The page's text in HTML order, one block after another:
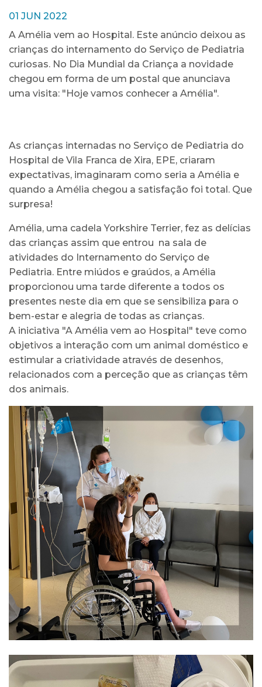
01 JUN 2022
A Amélia vem ao Hospital. Este anúncio deixou as
crianças do internamento do Serviço de Pediatria
curiosas. No Dia Mundial da Criança a novidade
chegou em forma de um postal que anunciava
uma visita: "Hoje vamos conhecer a Amélia".
As crianças internadas no Serviço de Pediatria do
Hospital de Vila Franca de Xira, EPE, criaram
expectativas, imaginaram como seria a Amélia e
quando a Amélia chegou a satisfação foi total. Que
surpresa!
Amélia, uma cadela Yorkshire Terrier, fez as delícias
das crianças assim que entrou na sala de
atividades do Internamento do Serviço de
Pediatria. Entre miúdos e graúdos, a Amélia
proporcionou uma tarde diferente a todos os
presentes neste dia em que se sensibiliza para o
bem-estar e alegria de todas as crianças.
A iniciativa "A Amélia vem ao Hospital" teve como
objetivos a interação com um animal doméstico e
estimular a criatividade através de desenhos,
relacionados com a perceção que as crianças têm
dos animais.